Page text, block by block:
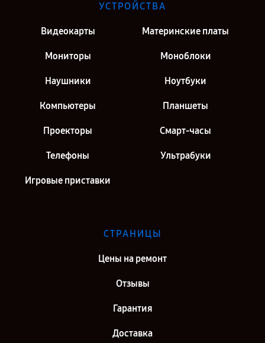
Ремонт ноутбука Asus TUF Gaming FX505DY-BQ109 в г. Санкт-
УСТРОЙСТВА
Видеокарты Материнские платы
Мониторы Моноблоки
Наушники Ноутбуки
Компьютеры Планшеты
Проекторы Смарт-часы
Телефоны Ультрабуки
Игровые приставки
СТРАНИЦЫ
Цены на ремонт
Отзывы
Гарантия
Доставка